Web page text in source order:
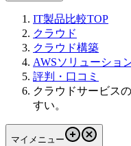
IT製品比較TOP
クラウド
クラウド構築
AWSソリューショ
評判・口コミ
クラウドサービス
すい。
マイメニュー